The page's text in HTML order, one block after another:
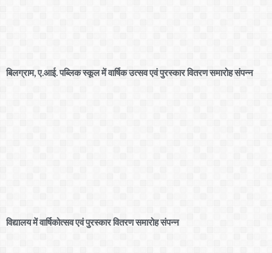
बिलग्राम, ए.आई. पब्लिक स्कूल में वार्षिक उत्सव एवं पुरस्कार वितरण समारोह संपन्न
विद्यालय में वार्षिकोत्सव एवं पुरस्कार वितरण समारोह संपन्न